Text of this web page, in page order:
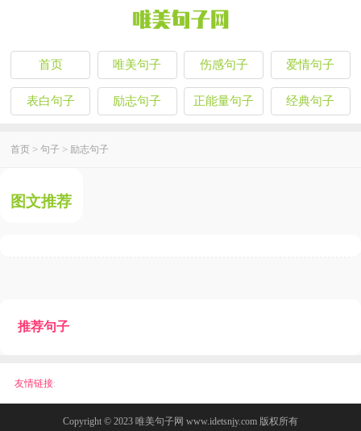
首页 唯美句子 伤感句子 爱情句子
表白句子 励志句子 正能量句子 经典句子
首页 > 句子 > 励志句子
图文推荐
推荐句子
友情链接:
Copyright © 2023 唯美句子网 www.idetsnjy.com 版权所有